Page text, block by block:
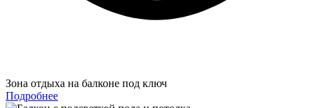
Зона отдыха на балконе под ключ
Подробнее